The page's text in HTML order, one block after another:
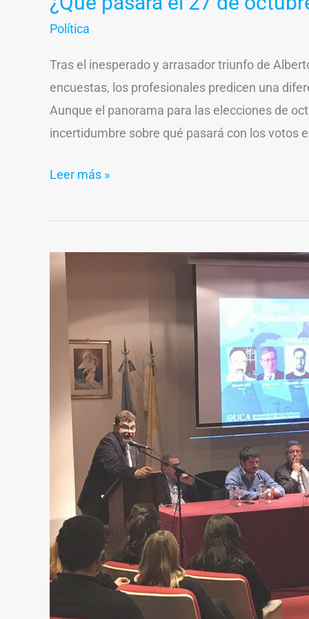
Política
Tras el inesperado y arrasador triunfo de
encuestas, los profesionales predicen una
Aunque el panorama para las elecciones de
incertidumbre sobre qué pasará con los votos
Leer más »
Palpitando